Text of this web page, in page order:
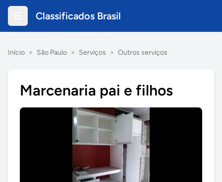
Classificados Brasil
Início » São Paulo » Serviços » Outros serviços
Marcenaria pai e filhos